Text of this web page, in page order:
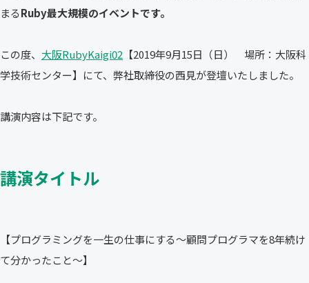
まるRuby最大規模のイベントです。
この度、 大阪RubyKaigi02 【2019年9月15日（日） 場所：大阪科
学技術センター】にて、弊社取締役の西見が登壇いたしました。
講演内容は下記です。
講演タイトル
【プログラミングを一生の仕事にする～顧問プログラマを8年続け
て分かったこと～】